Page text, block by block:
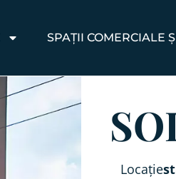
SPAȚII COMERCIALE
Locație